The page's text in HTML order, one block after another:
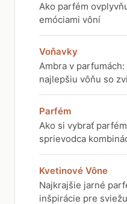
Ako parfém
emóciami vôní
Voňavky
Ambra v
najlepšiu vôňu so
Parfém
Ako si vybrať
sprievodca
Kvetinové Vône
Najkrajšie jarné
inšpirácie pre